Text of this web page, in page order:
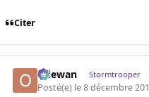
Citer
Oliewan Stormtrooper
Posté(e) le 8 décembre